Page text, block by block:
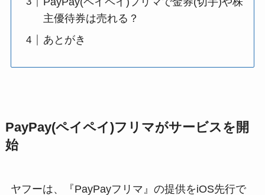
主優待券は売れる？
あとがき
PayPay(ペイペイ)フリマがサービスを開
始
ヤフーは、『PayPayフリマ』の提供をiOS先行で